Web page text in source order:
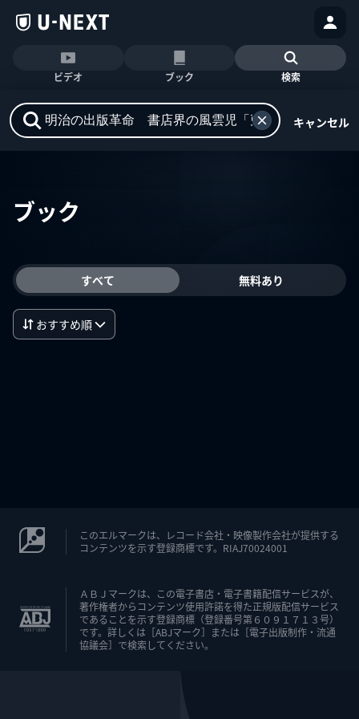
ビデオ ブック 検索
キャンセル
ブック
すべて 無料あり
おすすめ順
このエルマークは、レコード会社・映像製作会社が提供する
コンテンツを示す登録商標です。RIAJ70024001
ＡＢＪマークは、この電子書店・電子書籍配信サービスが、
著作権者からコンテンツ使用許諾を得た正規版配信サービス
であることを示す登録商標（登録番号第６０９１７１３号）
です。詳しくは［ABJマーク］または［電子出版制作・流通
協議会］で検索してください。